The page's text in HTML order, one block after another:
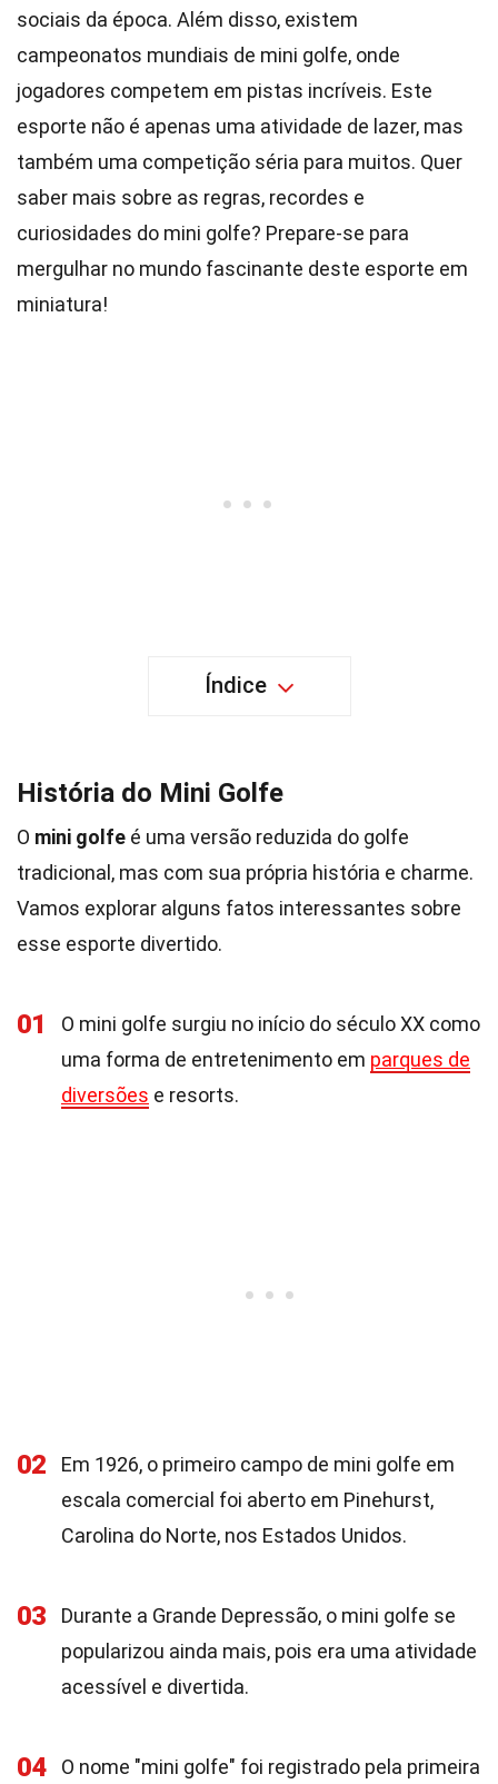
sociais da época. Além disso, existem
campeonatos mundiais de mini golfe, onde
jogadores competem em pistas incríveis. Este
esporte não é apenas uma atividade de lazer, mas
também uma competição séria para muitos. Quer
saber mais sobre as regras, recordes e
curiosidades do mini golfe? Prepare-se para
mergulhar no mundo fascinante deste esporte em
miniatura!
Índice
História do Mini Golfe
O mini golfe é uma versão reduzida do golfe
tradicional, mas com sua própria história e charme.
Vamos explorar alguns fatos interessantes sobre
esse esporte divertido.
01
O mini golfe surgiu no início do século XX como
uma forma de entretenimento em parques de
diversões e resorts.
02
Em 1926, o primeiro campo de mini golfe em
escala comercial foi aberto em Pinehurst,
Carolina do Norte, nos Estados Unidos.
03
Durante a Grande Depressão, o mini golfe se
popularizou ainda mais, pois era uma atividade
acessível e divertida.
04
O nome "mini golfe" foi registrado pela primeira